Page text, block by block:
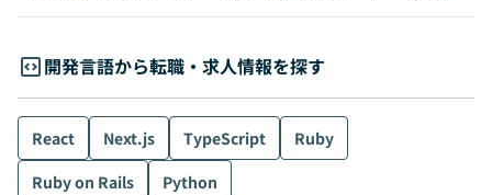
開発言語から転職・求人情報を探す
React Next.js TypeScript
Ruby
Ruby on Rails
Python